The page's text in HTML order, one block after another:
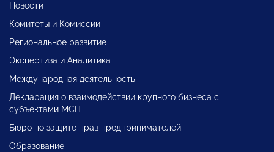
Новости
Комитеты и Комиссии
Региональное развитие
Экспертиза и Аналитика
Международная деятельность
Декларация о взаимодействии крупного бизнеса с
субъектами МСП
Бюро по защите прав предпринимателей
Образование